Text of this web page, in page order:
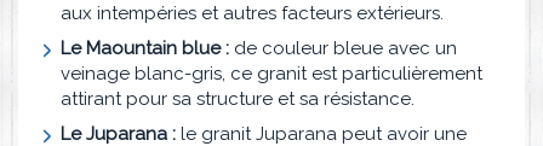
aux intempéries et autres facteurs extérieurs.
Le Maountain blue : de couleur bleue avec un
veinage blanc-gris, ce granit est particulièrement
attirant pour sa structure et sa résistance.
Le Juparana : le granit Juparana peut avoir une